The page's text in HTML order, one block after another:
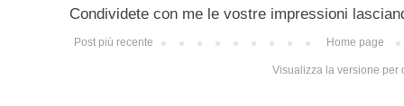
Condividete con me le vostre impressioni
Post più recente Home page
Visualizza la versione per